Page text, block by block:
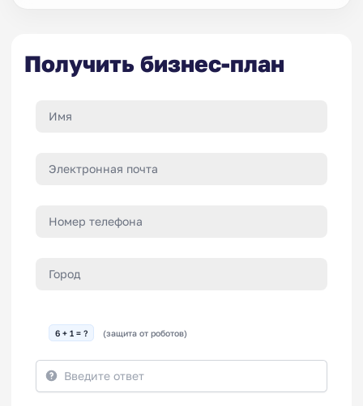
Получить бизнес-план
6 + 1 = ? (защита от роботов)